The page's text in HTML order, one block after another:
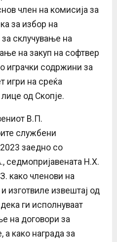
член на комисија за
за избор на
склучување на
на закуп на софтвер
играчки содржини за
игри на среќа
од Скопје.
В.П.
службени
заедно со
седмопријавената Н.Х.
како членови на
изготвиле извештај од
ги исполнуваат
на договори за
како награда за